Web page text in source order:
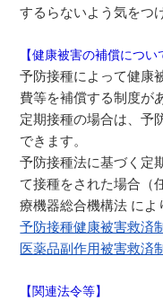
するらないよう気をつ
【健康被害の補償につい
予防接種によって健康
費等を補償する制度が
定期接種の場合は、予
できます。
予防接種法に基づく定
て接種をされた場合（
療機器総合機構法 によ
予防接種健康被害救済
医薬品副作用被害救済
【関連法令等】